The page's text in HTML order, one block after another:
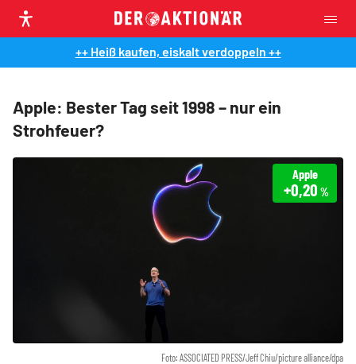
++ Heiß kaufen, eiskalt verdoppeln ++
Apple: Bester Tag seit 1998 – nur ein
Strohfeuer?
Foto: ASSOCIATED PRESS/Jeff Chiu/picture alliance/dpa
Apple
+0,20 %